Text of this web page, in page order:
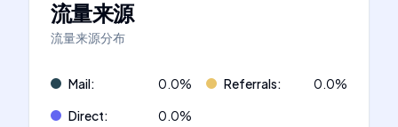
流量来源
流量来源分布
Mail: 0.0% Referrals: 0.0%
Direct: 0.0%